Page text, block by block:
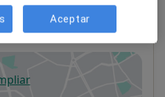
bajo, Benimaclet,Valencia
se abre en una nueva
Aceptar